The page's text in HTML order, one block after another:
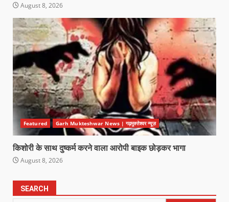
August 8, 2026
Featured Garh Mukteshwar News | गढ़मुक्तेश्वर न्यूज़
किशोरी के साथ दुष्कर्म करने वाला आरोपी बाइक छोड़कर भागा
August 8, 2026
SEARCH